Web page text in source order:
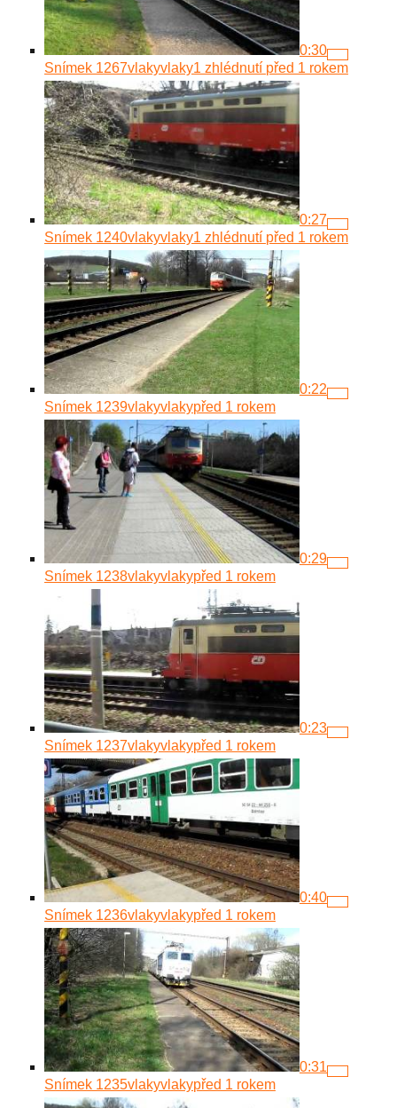
0:30
Snímek 1267vlakyvlaky1 zhlédnutí před 1 rokem
0:27
Snímek 1240vlakyvlaky1 zhlédnutí před 1 rokem
0:22
Snímek 1239vlakyvlakypřed 1 rokem
0:29
Snímek 1238vlakyvlakypřed 1 rokem
0:23
Snímek 1237vlakyvlakypřed 1 rokem
0:40
Snímek 1236vlakyvlakypřed 1 rokem
0:31
Snímek 1235vlakyvlakypřed 1 rokem